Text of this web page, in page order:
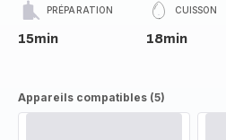
PRÉPARATION
15min
CUISSON
18min
Appareils compatibles (5)